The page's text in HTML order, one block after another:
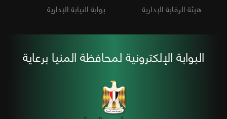
هيئة الرقابة الإدارية
بوابة النيابة الإدارية
البوابة الإلكترونية لمحافظة المنيا برعاية